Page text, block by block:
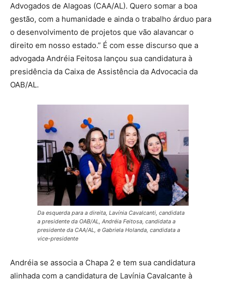
Advogados de Alagoas (CAA/AL). Quero somar a boa
gestão, com a humanidade e ainda o trabalho árduo para
o desenvolvimento de projetos que vão alavancar o
direito em nosso estado.” É com esse discurso que a
advogada Andréia Feitosa lançou sua candidatura à
presidência da Caixa de Assistência da Advocacia da
OAB/AL.
Da esquerda para a direita, Lavínia Cavalcanti, candidata
a presidente da OAB/AL, Andréia Feitosa, candidata a
presidente da CAA/AL, e Gabriela Holanda, candidata a
vice-presidente
Andréia se associa a Chapa 2 e tem sua candidatura
alinhada com a candidatura de Lavínia Cavalcante à